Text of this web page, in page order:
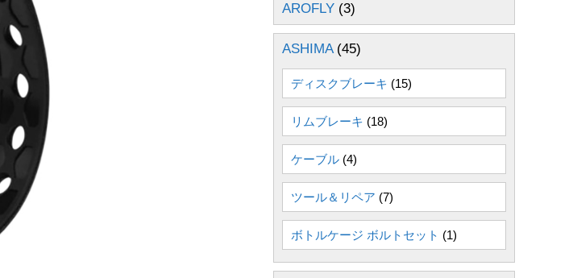
AROFLY (3)
ASHIMA(45)
ディスクブレーキ (15)
リムブレーキ (18)
ケーブル (4)
ツール＆リペア (7)
ボトルケージ ボルトセット (1)